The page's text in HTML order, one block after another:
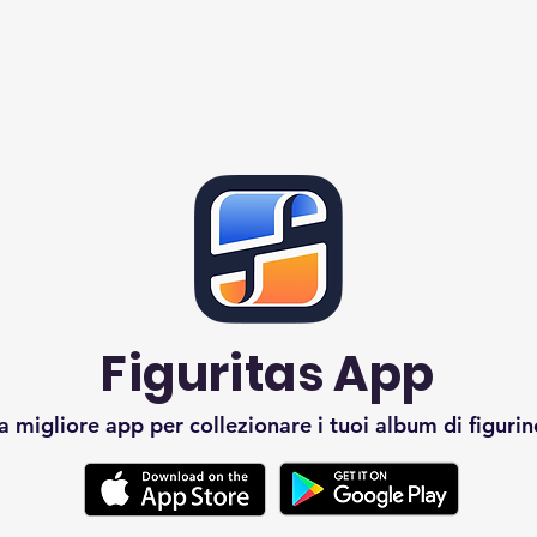
Figuritas App
migliore app per collezionare i tuoi album di